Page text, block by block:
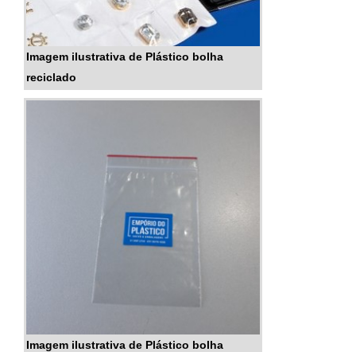
Imagem ilustrativa de Plástico bolha
reciclado
Imagem ilustrativa de Plástico bolha